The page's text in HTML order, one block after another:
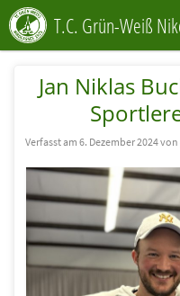
T.C. Grün-Weiß
Jan Niklas
Verfasst am 6. Dezember 2024 von